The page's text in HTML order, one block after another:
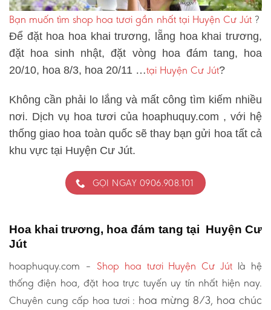
Bạn muốn tìm shop hoa tươi gần nhất tại Huyện Cư Jút?
Để đặt hoa hoa khai trương, lẵng hoa khai trương,
đặt hoa sinh nhật, đặt vòng hoa đám tang, hoa
20/10, hoa 8/3, hoa 20/11 …tại Huyện Cư Jút?
Không cần phải lo lắng và mất công tìm kiếm nhiều
nơi. Dịch vụ hoa tươi của hoaphuquy.com , với hệ
thống giao hoa toàn quốc sẽ thay bạn gửi hoa tất cả
khu vực tại Huyện Cư Jút.
GỌI NGAY 0906.908.101
Hoa khai trương, hoa đám tang tại Huyện Cư
Jút
hoaphuquy.com – Shop hoa tươi Huyện Cư Jút là hệ
thống điện hoa, đặt hoa trực tuyến uy tín nhất hiện nay.
Chuyên cung cấp hoa tươi : hoa mừng 8/3, hoa chúc